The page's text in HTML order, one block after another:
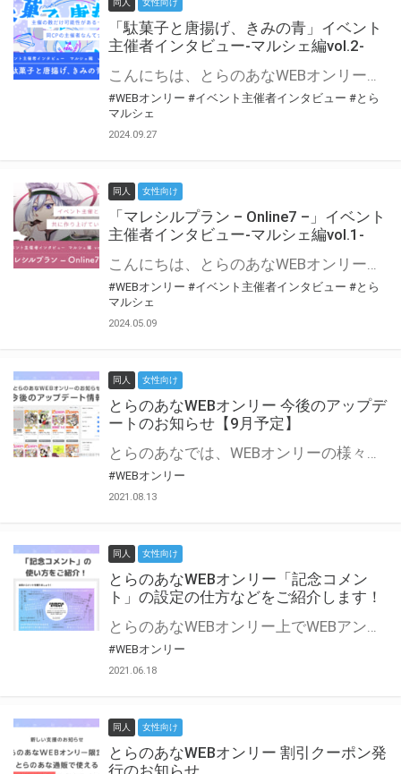
同人 女性向け
「駄菓子と唐揚げ、きみの青」イベント
主催者インタビュー-マルシェ編vol.2-
こんにちは、とらのあなWEBオンリー運営スタッフです。 新たにお届けする、イベント主催者インタビュー-マルシェ編-は、 とらのあなWEBオンリー「マルシェ」をご利用の主催様に 「マルシェ」を使ってイベントを開催した感想や心がけをお聞きする企画です。 今回は、WEBオンリー初開催「駄菓子と唐揚げ、きみの青」より、 主催のぎこ六屋様にお話を伺いました。 協力：ぎこ六屋様／イベント公式Twitter（@krkgwks） とらのあなWEBオンリー「マルシェ」とは？ WEBオンリーでリアルタイムでコミュニケーションがとれるオンライン会場です。
#WEBオンリー #イベント主催者インタビュー #とら
マルシェ
2024.09.27
同人 女性向け
「マレシルプラン – Online7 –」イベント
主催者インタビュー-マルシェ編vol.1-
こんにちは、とらのあなWEBオンリー運営スタッフです。 新たにお届けする、イベント主催者インタビュー-マルシェ編-は、 とらのあなWEBオンリー「マルシェ」をご利用した主催様に 「マルシェ」を使って開催した感想や心がけをお聞きする企画です。 今回は、WEBオンリー開催7回目迎えた「マレシルプラン – Online7 –」より、 主催の玉川うた様にお話を伺いました。 ▼マレシルプランのインタビュー前回記事 「イベント主催者インタビュー vol.6」はこちら 協力：玉川うた様（マレシルプラン実行委員会 代表）／イベント公式Twitter（@mallesil_plan） とらのあなWEBオンリー「マルシェ」とは？ WEBオンリーでリアルタイムでコミュニケーションがとれるオンライン会場です。
#WEBオンリー #イベント主催者インタビュー #とら
マルシェ
2024.05.09
同人 女性向け
とらのあなWEBオンリー 今後のアップデ
ートのお知らせ【9月予定】
とらのあなでは、WEBオンリーの様々な支援を実施しています。 今回は2021年9月に実装を予定しているアップデート情報についてご紹介いたします。 とらのあなWEBオンリーサイトはこちら
#WEBオンリー
2021.08.13
同人 女性向け
とらのあなWEBオンリー「記念コメン
ト」の設定の仕方などをご紹介します！
とらのあなWEBオンリー上でWEBアンソロジーが作成できる「記念コメント」について、その使い方や作成手順を解説します！ 支援タイプを「サークル参加型」「サークル参加型・マルシェ(イベント会場)機能付き」でお申し込みいただいている主催者様はぜひご活用ください♪ とらのあなWEBオンリーサイトはこちら
#WEBオンリー
2021.06.18
同人 女性向け
とらのあなWEBオンリー 割引クーポン発